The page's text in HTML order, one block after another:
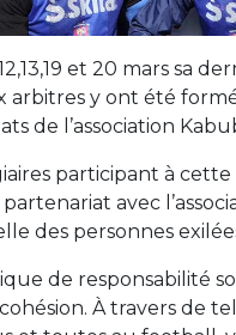
et 20 mars sa
arbitres y ont été
de l’association
participant à
avec
des personnes
de responsabilité
À travers de